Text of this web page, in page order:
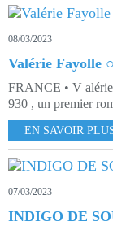
08/03/2023
Valérie Fayolle
FRANCE • V
930 , un premier
EN SAVOIR
07/03/2023
INDIGO DE